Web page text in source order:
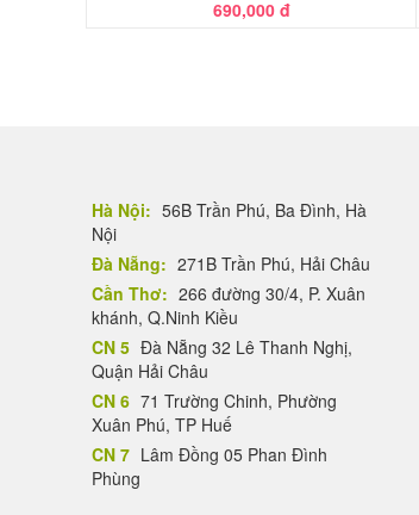
690,000 đ
Hà Nội: 56B Trần Phú, Ba Đình, Hà
Nội
Đà Nẵng: 271B Trần Phú, Hải Châu
Cần Thơ: 266 đường 30/4, P. Xuân
khánh, Q.Ninh Kiều
CN 5 Đà Nẵng 32 Lê Thanh Nghị,
Quận Hải Châu
CN 6 71 Trường Chinh, Phường
Xuân Phú, TP Huế
CN 7 Lâm Đồng 05 Phan Đình
Phùng